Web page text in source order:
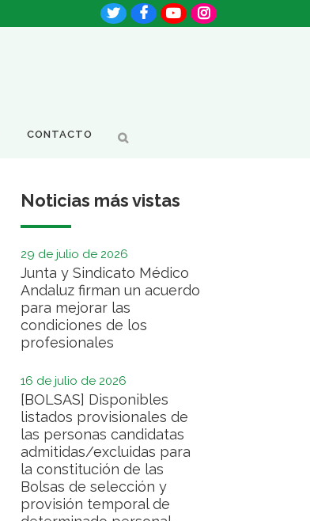
CONTACTO
Noticias más vistas
29 de julio de 2026
Junta y Sindicato Médico
Andaluz firman un acuerdo
para mejorar las
condiciones de los
profesionales
16 de julio de 2026
[BOLSAS] Disponibles
listados provisionales de
las personas candidatas
admitidas/excluidas para
la constitución de las
Bolsas de selección y
provisión temporal de